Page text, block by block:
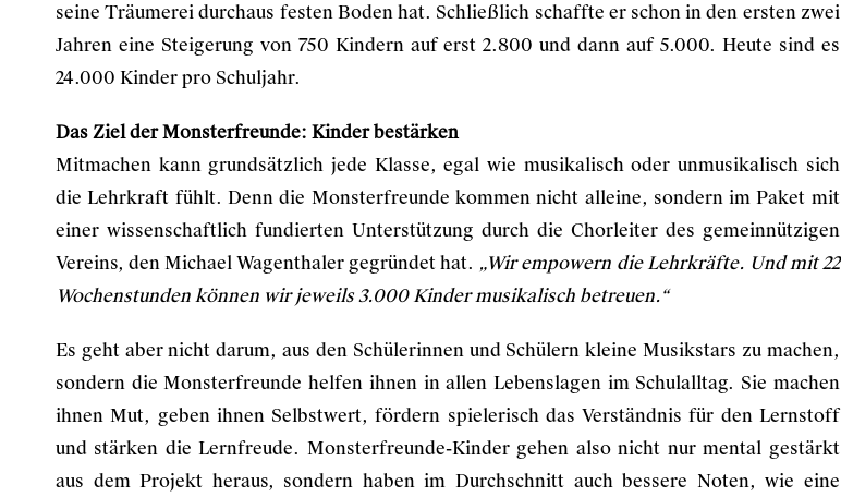
seine Träumerei durchaus festen Boden hat. Schließlich schaffte er schon in den ersten zwei
Jahren eine Steigerung von 750 Kindern auf erst 2.800 und dann auf 5.000. Heute sind es
24.000 Kinder pro Schuljahr.
Das Ziel der Monsterfreunde: Kinder bestärken
Mitmachen kann grundsätzlich jede Klasse, egal wie musikalisch oder unmusikalisch sich
die Lehrkraft fühlt. Denn die Monsterfreunde kommen nicht alleine, sondern im Paket mit
einer wissenschaftlich fundierten Unterstützung durch die Chorleiter des gemeinnützigen
Vereins, den Michael Wagenthaler gegründet hat. „Wir empowern die Lehrkräfte. Und mit 22
Wochenstunden können wir jeweils 3.000 Kinder musikalisch betreuen.“
Es geht aber nicht darum, aus den Schülerinnen und Schülern kleine Musikstars zu machen,
sondern die Monsterfreunde helfen ihnen in allen Lebenslagen im Schulalltag. Sie machen
ihnen Mut, geben ihnen Selbstwert, fördern spielerisch das Verständnis für den Lernstoff
und stärken die Lernfreude. Monsterfreunde-Kinder gehen also nicht nur mental gestärkt
aus dem Projekt heraus, sondern haben im Durchschnitt auch bessere Noten, wie eine